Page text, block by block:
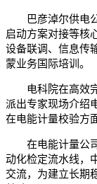
巴彦淖尔供电
启动方案对接等核
设备联调、信息传
蒙业务国际培训。
电科院在高效
派出专家现场介绍
在电能计量校验方
在电能计量公
动化检定流水线，
交流，为建立长期